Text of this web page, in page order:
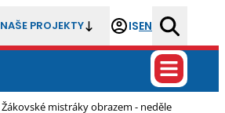
NAŠE PROJEKTY ISEN
Žákovské mistráky obrazem - neděle